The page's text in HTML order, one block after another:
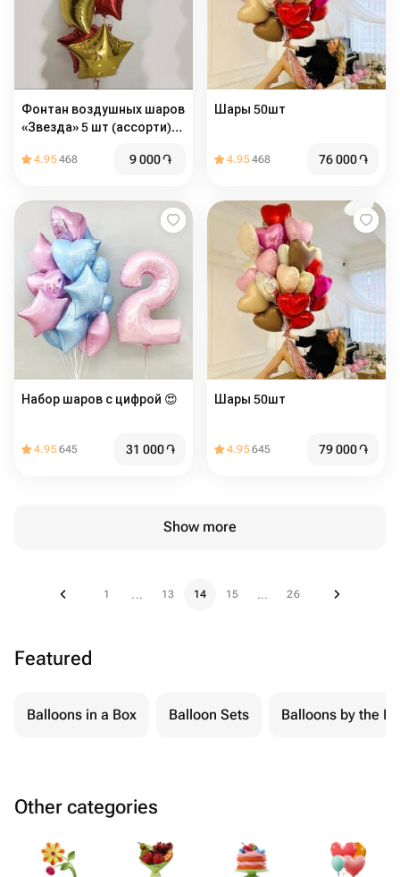
Фонтан воздушных шаров
«Звезда» 5 шт (ассорти)
4.95468 9 000֏
Шары 50шт
4.95468 76 000֏
Набор шаров с цифрой 😍
4.95645 31 000֏
Шары 50шт
4.95645 79 000֏
Show more
1 ... 13 14 15 ... 26
Featured
Balloons in a Box Balloon Sets Balloons by the
Other categories